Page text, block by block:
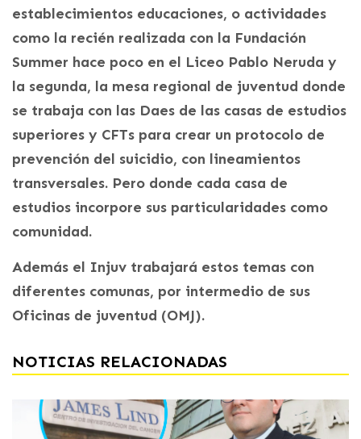
establecimientos educaciones, o actividades
como la recién realizada con la Fundación
Summer hace poco en el Liceo Pablo Neruda y
la segunda, la mesa regional de juventud donde
se trabaja con las Daes de las casas de estudios
superiores y CFTs para crear un protocolo de
prevención del suicidio, con lineamientos
transversales. Pero donde cada casa de
estudios incorpore sus particularidades como
comunidad.
Además el Injuv trabajará estos temas con
diferentes comunas, por intermedio de sus
Oficinas de juventud (OMJ).
NOTICIAS RELACIONADAS